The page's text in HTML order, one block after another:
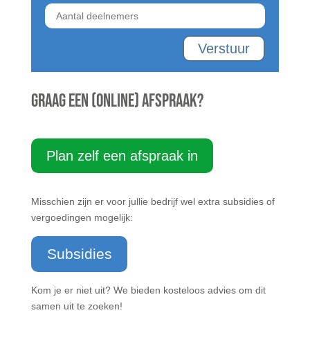
Verstuur
Graag een (online) afspraak?
Plan zelf een afspraak in
Misschien zijn er voor jullie bedrijf wel extra subsidies of
vergoedingen mogelijk:
Subsidies
Kom je er niet uit? We bieden kosteloos advies om dit
samen uit te zoeken!